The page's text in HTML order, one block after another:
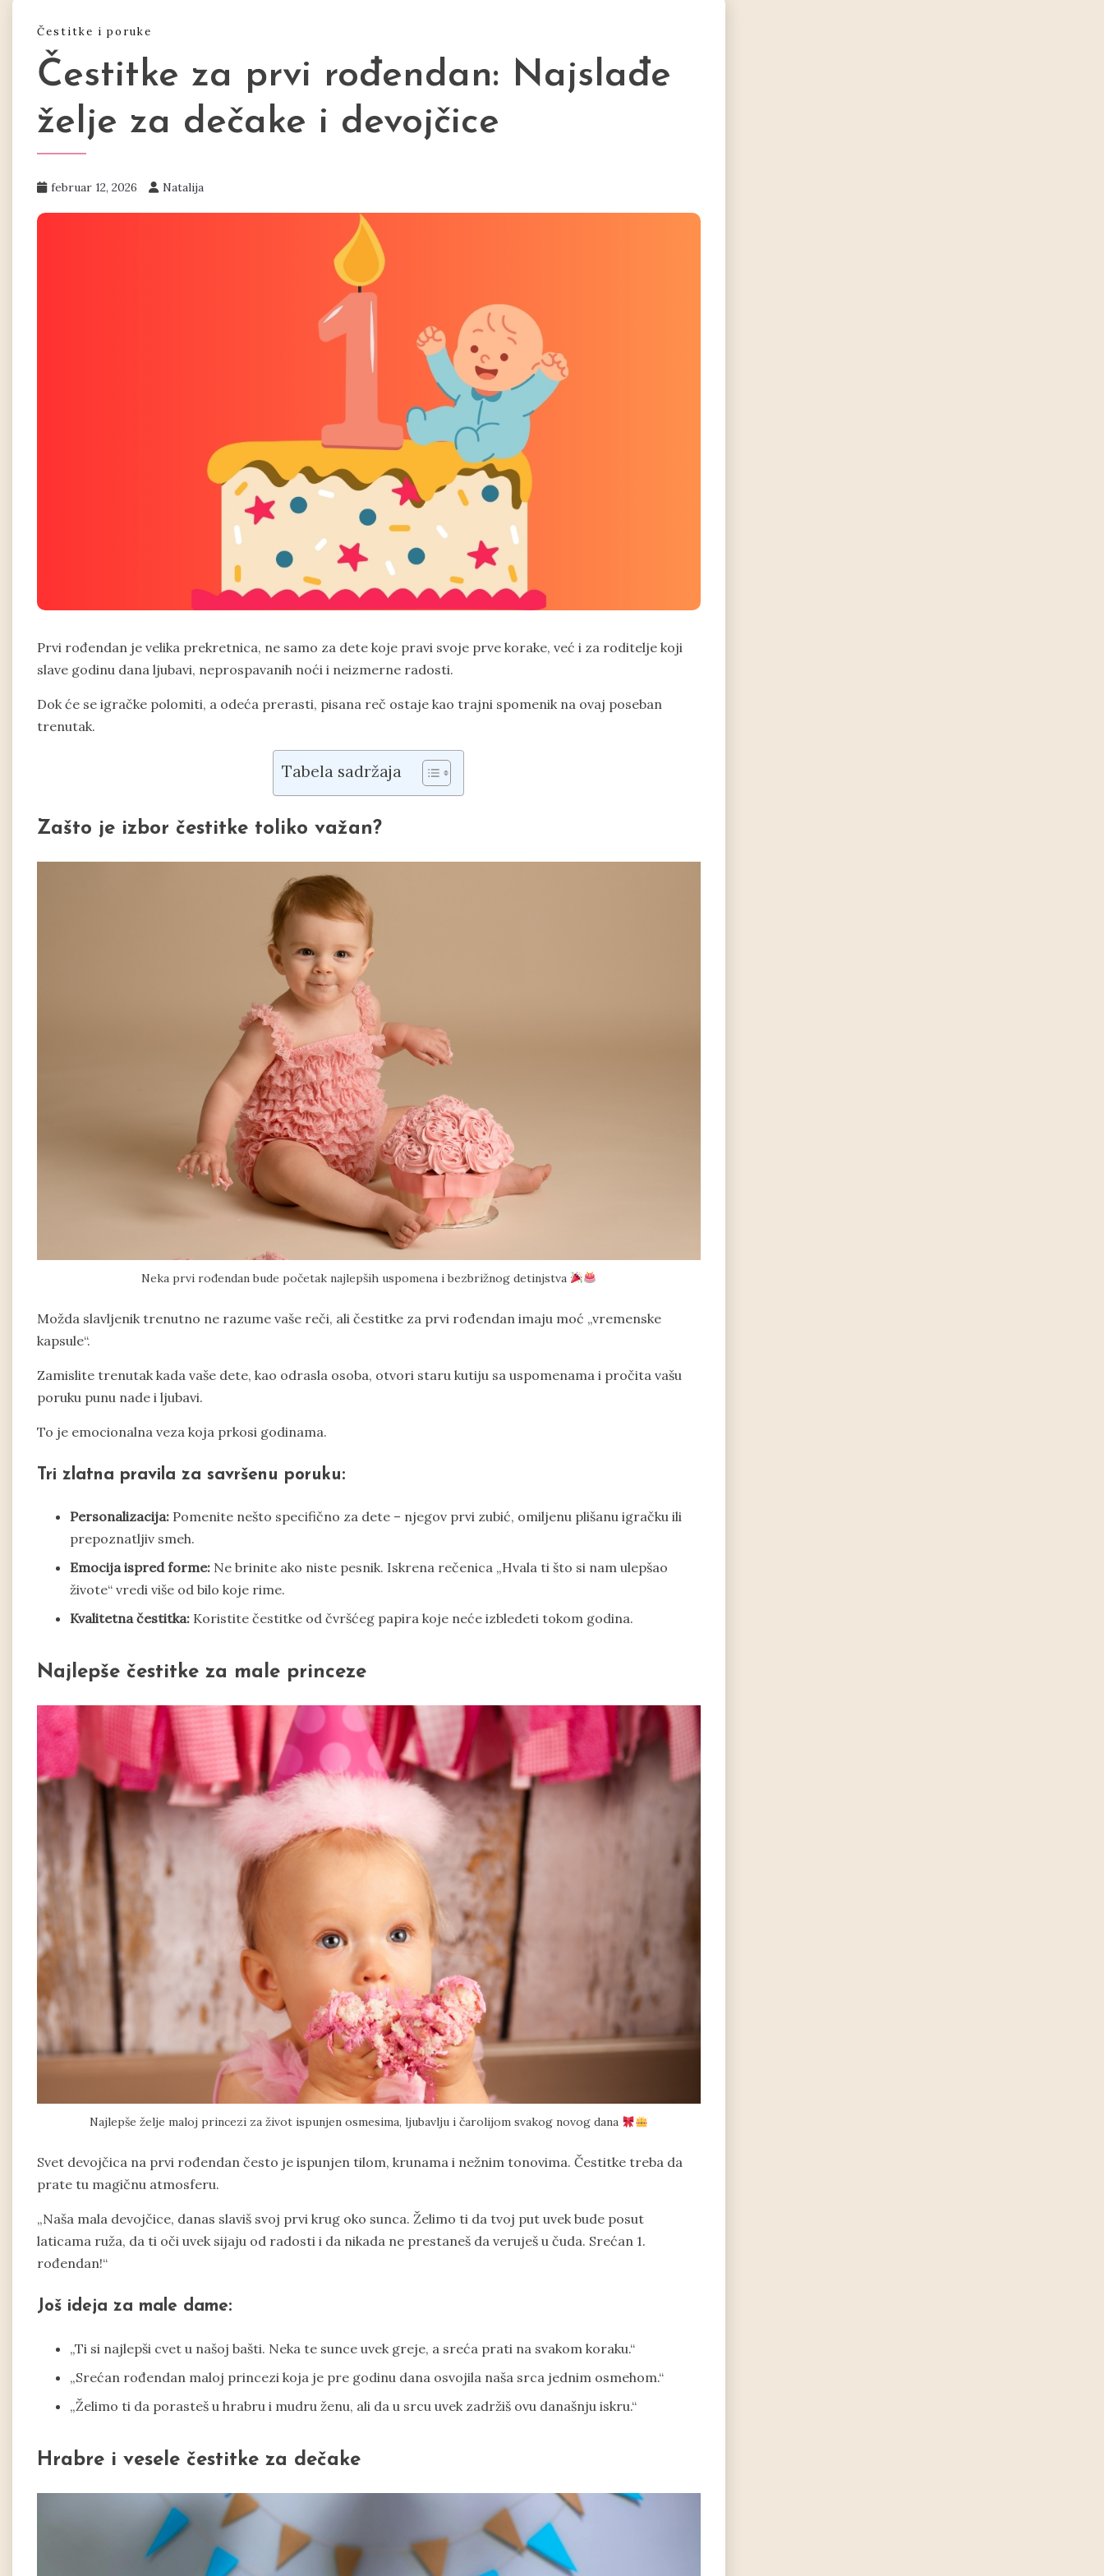
Čestitke i poruke
Čestitke za prvi rođendan: Najslađe
želje za dečake i devojčice
februar 12, 2026 Natalija
Prvi rođendan je velika prekretnica, ne samo za dete koje pravi svoje prve korake, već i za roditelje koji
slave godinu dana ljubavi, neprospavanih noći i neizmerne radosti.
Dok će se igračke polomiti, a odeća prerasti, pisana reč ostaje kao trajni spomenik na ovaj poseban
trenutak.
Tabela sadržaja
Zašto je izbor čestitke toliko važan?
Neka prvi rođendan bude početak najlepših uspomena i bezbrižnog detinjstva
Možda slavljenik trenutno ne razume vaše reči, ali čestitke za prvi rođendan imaju moć „vremenske
kapsule“.
Zamislite trenutak kada vaše dete, kao odrasla osoba, otvori staru kutiju sa uspomenama i pročita vašu
poruku punu nade i ljubavi.
To je emocionalna veza koja prkosi godinama.
Tri zlatna pravila za savršenu poruku:
Personalizacija: Pomenite nešto specifično za dete – njegov prvi zubić, omiljenu plišanu igračku ili
prepoznatljiv smeh.
Emocija ispred forme: Ne brinite ako niste pesnik. Iskrena rečenica „Hvala ti što si nam ulepšao
živote“ vredi više od bilo koje rime.
Kvalitetna čestitka: Koristite čestitke od čvršćeg papira koje neće izbledeti tokom godina.
Najlepše čestitke za male princeze
Najlepše želje maloj princezi za život ispunjen osmesima, ljubavlju i čarolijom svakog novog dana
Svet devojčica na prvi rođendan često je ispunjen tilom, krunama i nežnim tonovima. Čestitke treba da
prate tu magičnu atmosferu.
„Naša mala devojčice, danas slaviš svoj prvi krug oko sunca. Želimo ti da tvoj put uvek bude posut
laticama ruža, da ti oči uvek sijaju od radosti i da nikada ne prestaneš da veruješ u čuda. Srećan 1.
rođendan!“
Još ideja za male dame:
„Ti si najlepši cvet u našoj bašti. Neka te sunce uvek greje, a sreća prati na svakom koraku.“
„Srećan rođendan maloj princezi koja je pre godinu dana osvojila naša srca jednim osmehom.“
„Želimo ti da porasteš u hrabru i mudru ženu, ali da u srcu uvek zadržiš ovu današnju iskru.“
Hrabre i vesele čestitke za dečake